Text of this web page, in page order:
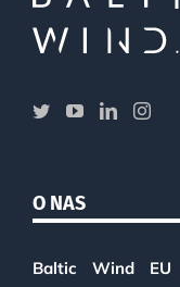
O NAS
Baltic Wind EU